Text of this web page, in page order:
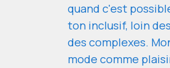
quand c'est
ton inclusif, loin
des complexes.
mode comme